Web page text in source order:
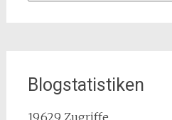
Blogstatistiken
19.629 Zugriffe